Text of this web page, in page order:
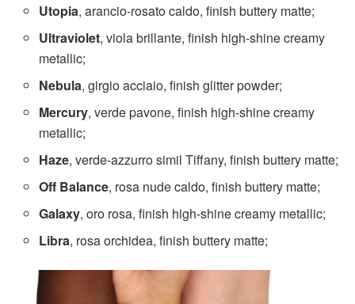
Utopia, arancio-rosato caldo, finish buttery matte;
Ultraviolet, viola brillante, finish high-shine creamy
metallic;
Nebula, girgio acciaio, finish glitter powder;
Mercury, verde pavone, finish high-shine creamy
metallic;
Haze, verde-azzurro simil Tiffany, finish buttery matte;
Off Balance, rosa nude caldo, finish buttery matte;
Galaxy, oro rosa, finish high-shine creamy metallic;
Libra, rosa orchidea, finish buttery matte;